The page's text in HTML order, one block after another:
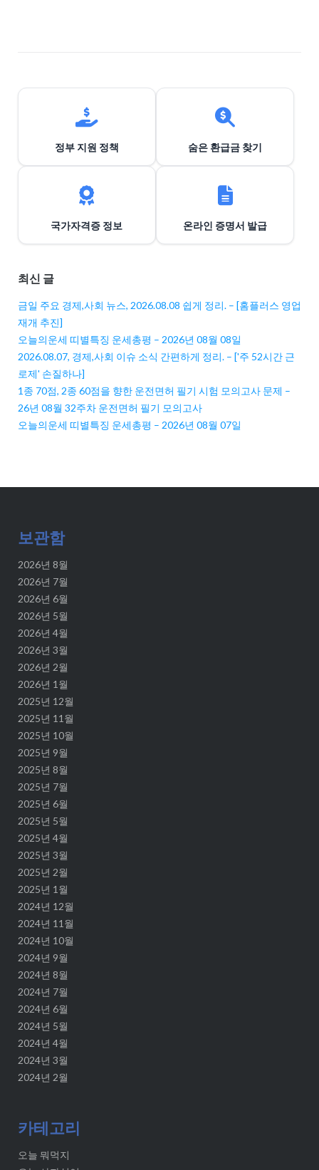
정부 지원 정책 숨은 환급금 찾기
국가자격증 정보 온라인 증명서 발급
최신 글
금일 주요 경제,사회 뉴스, 2026.08.08 쉽게 정리. – [홈플러스 영업
재개 추진]
오늘의운세 띠별특징 운세총평 – 2026년 08월 08일
2026.08.07, 경제,사회 이슈 소식 간편하게 정리. – ['주 52시간 근
로제' 손질하나]
1종 70점, 2종 60점을 향한 운전면허 필기 시험 모의고사 문제 –
26년 08월 32주차 운전면허 필기 모의고사
오늘의운세 띠별특징 운세총평 – 2026년 08월 07일
보관함
2026년 8월
2026년 7월
2026년 6월
2026년 5월
2026년 4월
2026년 3월
2026년 2월
2026년 1월
2025년 12월
2025년 11월
2025년 10월
2025년 9월
2025년 8월
2025년 7월
2025년 6월
2025년 5월
2025년 4월
2025년 3월
2025년 2월
2025년 1월
2024년 12월
2024년 11월
2024년 10월
2024년 9월
2024년 8월
2024년 7월
2024년 6월
2024년 5월
2024년 4월
2024년 3월
2024년 2월
카테고리
오늘 뭐먹지